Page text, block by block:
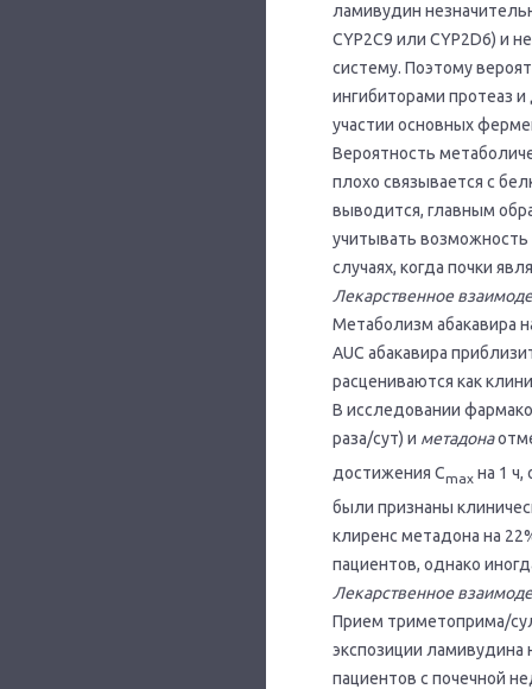
ламивудин
CYP2С9 или CYP2D6) и
систему. Поэтому
ингибиторами протеаз
участии основных
Вероятность
плохо связывается с
выводится, главным
учитывать
случаях, когда почки
Лекарственное
Метаболизм абакавира
АUС абакавира
расцениваются как
В исследовании
раза/сут) и метадона
достижения Сmax на 1 ч,
были признаны
клиренс метадона на
пациентов, однако
Лекарственное
Прием триметоприма/
экспозиции ламивудина
пациентов с почечной